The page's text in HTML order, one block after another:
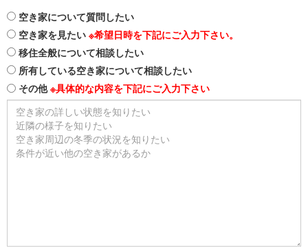
空き家について質問したい
空き家を見たい ※希望日時を下記にご入力下さい。
移住全般について相談したい
所有している空き家について相談したい
その他※具体的な内容を下記にご入力下さい